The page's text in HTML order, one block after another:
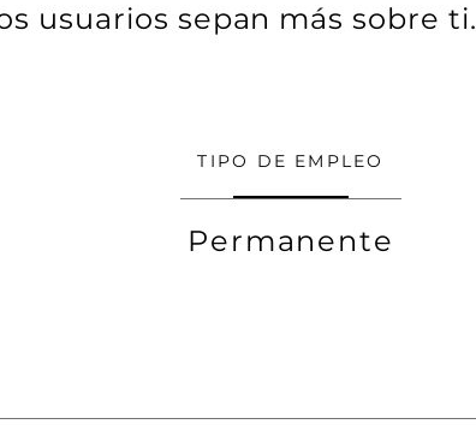
usuarios sepan más sobre ti.
TIPO DE EMPLEO
Permanente